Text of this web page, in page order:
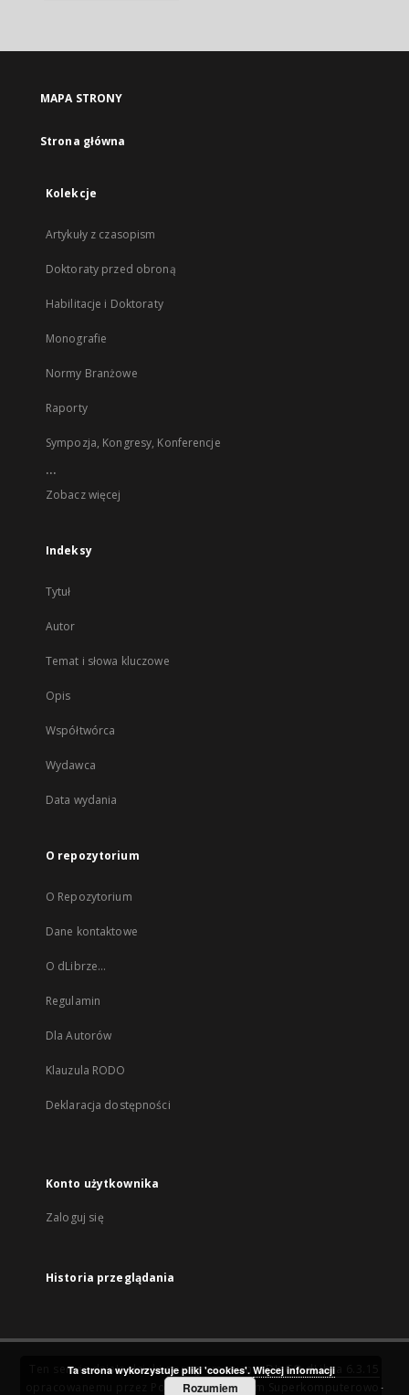
MAPA STRONY
Strona główna
Kolekcje
Artykuły z czasopism
Doktoraty przed obroną
Habilitacje i Doktoraty
Monografie
Normy Branżowe
Raporty
Sympozja, Kongresy, Konferencje
...
Zobacz więcej
Indeksy
Tytuł
Autor
Temat i słowa kluczowe
Opis
Współtwórca
Wydawca
Data wydania
O repozytorium
O Repozytorium
Dane kontaktowe
O dLibrze...
Regulamin
Dla Autorów
Klauzula RODO
Deklaracja dostępności
Konto użytkownika
Zaloguj się
Historia przeglądania
Ten serwis działa dzięki oprogramowaniuDInGO dLibra 6.3.15
Poznańskie Centrum Superkomputerowo-
Ta strona wykorzystuje pliki 'cookies'. Więcej informacji
Rozumiem